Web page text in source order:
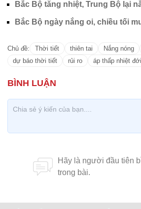
Bắc Bộ tăng nhiệt, Trung Bộ lại
Bắc Bộ ngày nắng oi, chiều tối
Chủ đề: Thời tiết thiên tai Nắng nóng
dự báo thời tiết
rủi ro áp thấp nhiệt đới